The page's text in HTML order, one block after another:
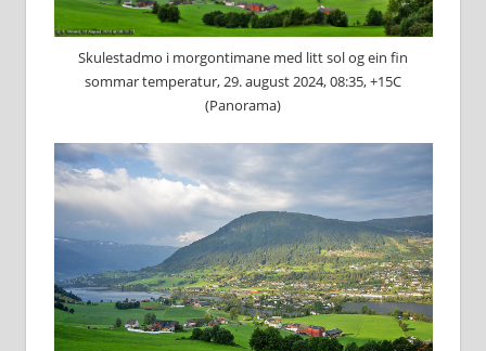
Skulestadmo i morgontimane med litt sol og ein fin
sommar temperatur, 29. august 2024, 08:35, +15C
(Panorama)